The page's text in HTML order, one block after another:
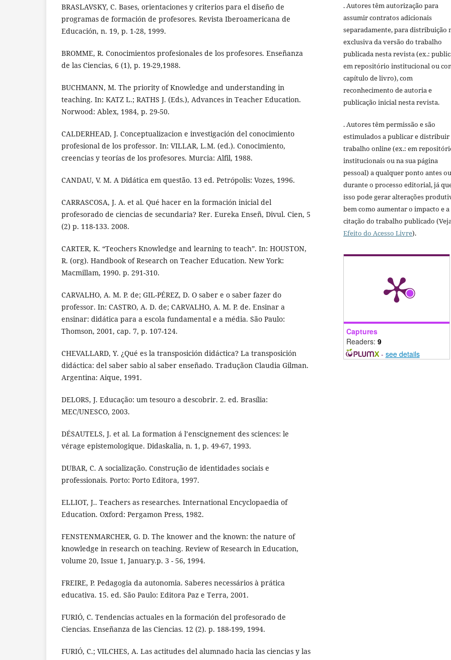
BRASLAVSKY, C. Bases, orientaciones y criterios para el diseño de
programas de formación de profesores. Revista Iberoamericana de
Educación, n. 19, p. 1-28, 1999.
BROMME, R. Conocimientos profesionales de los profesores. Enseñanza
de las Ciencias, 6 (1), p. 19-29,1988.
BUCHMANN, M. The priority of Knowledge and understanding in
teaching. In: KATZ L.; RATHS J. (Eds.), Advances in Teacher Education.
Norwood: Ablex, 1984, p. 29-50.
CALDERHEAD, J. Conceptualizacion e investigación del conocimiento
profesional de los professor. In: VILLAR, L.M. (ed.). Conocimiento,
creencias y teorías de los profesores. Murcia: Alfil, 1988.
CANDAU, V. M. A Didática em questão. 13 ed. Petrópolis: Vozes, 1996.
CARRASCOSA, J. A. et al. Qué hacer en la formación inicial del
profesorado de ciencias de secundaria? Rer. Eureka Enseñ, Divul. Cien, 5
(2) p. 118-133. 2008.
CARTER, K. “Teochers Knowledge and learning to teach”. In: HOUSTON,
R. (org). Handbook of Research on Teacher Education. New York:
Macmillam, 1990. p. 291-310.
CARVALHO, A. M. P. de; GIL-PÉREZ, D. O saber e o saber fazer do
professor. In: CASTRO, A. D. de; CARVALHO, A. M. P. de. Ensinar a
ensinar: didática para a escola fundamental e a média. São Paulo:
Thomson, 2001, cap. 7, p. 107-124.
CHEVALLARD, Y. ¿Qué es la transposición didáctica? La transposición
didáctica: del saber sabio al saber enseñado. Traduçãon Claudia Gilman.
Argentina: Aique, 1991.
DELORS, J. Educação: um tesouro a descobrir. 2. ed. Brasília:
MEC/UNESCO, 2003.
DÉSAUTELS, J. et al. La formation á l’enscignement des sciences: le
vérage epistemologique. Didaskalia, n. 1, p. 49-67, 1993.
DUBAR, C. A socialização. Construção de identidades sociais e
professionais. Porto: Porto Editora, 1997.
ELLIOT, J.. Teachers as researches. International Encyclopaedia of
Education. Oxford: Pergamon Press, 1982.
FENSTENMARCHER, G. D. The knower and the known: the nature of
knowledge in research on teaching. Review of Research in Education,
volume 20, Issue 1, January.p. 3 - 56, 1994.
FREIRE, P. Pedagogia da autonomia. Saberes necessários à prática
educativa. 15. ed. São Paulo: Editora Paz e Terra, 2001.
FURIÓ, C. Tendencias actuales en la formación del profesorado de
Ciencias. Enseñanza de las Ciencias. 12 (2). p. 188-199, 1994.
FURIÓ, C.; VILCHES, A. Las actitudes del alumnado hacia las ciencias y las
. Autores têm autorização para
assumir contratos adicionais
separadamente, para distribuição
exclusiva da versão do trabalho
publicada nesta revista (ex.:
em repositório institucional ou
capítulo de livro), com
reconhecimento de autoria e
publicação inicial nesta revista.
. Autores têm permissão e são
estimulados a publicar e distribuir
trabalho online (ex.: em
institucionais ou na sua página
pessoal) a qualquer ponto antes ou
durante o processo editorial, já
isso pode gerar alterações
bem como aumentar o impacto e a
citação do trabalho publicado
Efeito do Acesso Livre).
Captures
Readers: 9
- see details